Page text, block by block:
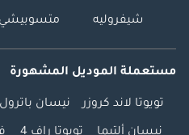
شيفروليه متسوبيشي
مستعملة الموديل المشهورة
تويوتا لاند كروزر نيسان باترول